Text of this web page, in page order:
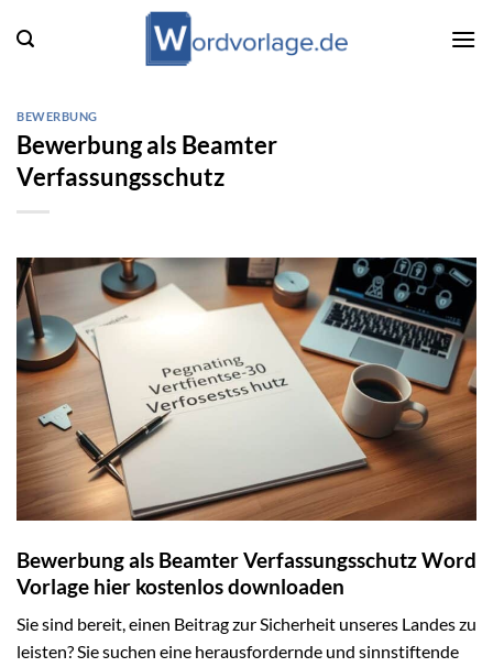
Inhalt
BEWERBUNG
Bewerbung als Beamter
Verfassungsschutz
Bewerbung als Beamter Verfassungsschutz Word
Vorlage hier kostenlos downloaden
Sie sind bereit, einen Beitrag zur Sicherheit unseres Landes zu
leisten? Sie suchen eine herausfordernde und sinnstiftende